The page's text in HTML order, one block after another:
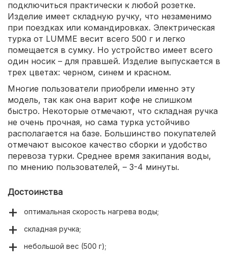
подключиться практически к любой розетке.
Изделие имеет складную ручку, что незаменимо
при поездках или командировках. Электрическая
турка от LUMME весит всего 500 г и легко
помещается в сумку. Но устройство имеет всего
один носик – для правшей. Изделие выпускается в
трех цветах: черном, синем и красном.
Многие пользователи приобрели именно эту
модель, так как она варит кофе не слишком
быстро. Некоторые отмечают, что складная ручка
не очень прочная, но сама турка устойчиво
располагается на базе. Большинство покупателей
отмечают высокое качество сборки и удобство
перевоза турки. Среднее время закипания воды,
по мнению пользователей, – 3-4 минуты.
Достоинства
оптимальная скорость нагрева воды;
складная ручка;
небольшой вес (500 г);